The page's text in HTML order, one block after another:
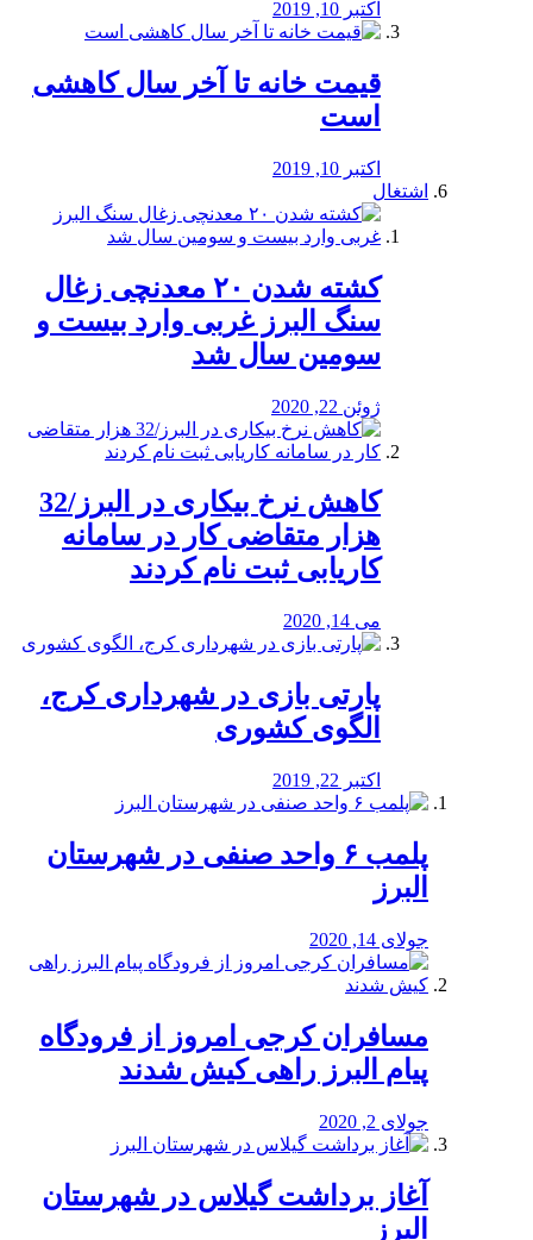
اکتبر 10, 2019
قیمت خانه تا آخر سال کاهشی
است
اکتبر 10, 2019
اشتغال
کشته شدن ۲۰ معدنچی زغال
سنگ البرز غربی وارد بیست و
سومین سال شد
ژوئن 22, 2020
کاهش نرخ بیکاری در البرز/32
هزار متقاضی کار در سامانه
کاریابی ثبت نام کردند
می 14, 2020
پارتی بازی در شهرداری کرج،
الگوی کشوری
اکتبر 22, 2019
پلمب ۶ واحد صنفی در شهرستان
البرز
جولای 14, 2020
مسافران کرجی امروز از فرودگاه
پیام البرز راهی کیش شدند
جولای 2, 2020
آغاز برداشت گیلاس در شهرستان
البرز